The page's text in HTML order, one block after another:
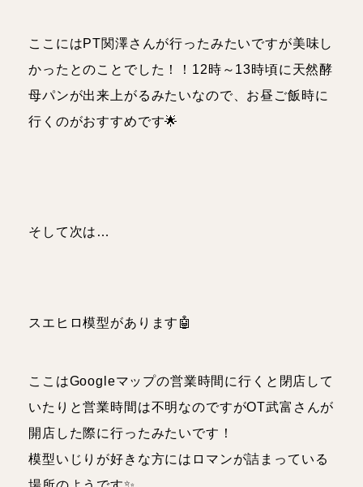
ここにはPT関澤さんが行ったみたいですが美味し
かったとのことでした！！12時～13時頃に天然酵
母パンが出来上がるみたいなので、お昼ご飯時に
行くのがおすすめです🌟
そして次は…
スエヒロ模型があります🤖
ここはGoogleマップの営業時間に行くと閉店して
いたりと営業時間は不明なのですがOT武富さんが
開店した際に行ったみたいです！
模型いじりが好きな方にはロマンが詰まっている